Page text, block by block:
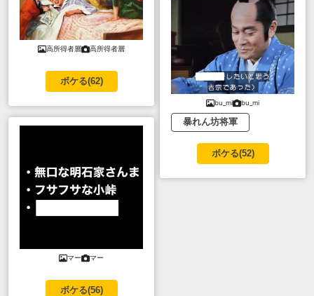
高所得者層 高所得者層
ボケる(62)
マー マー
ボケる(56)
bu_mi bu_mi
暴れん坊将軍
ボケる(52)